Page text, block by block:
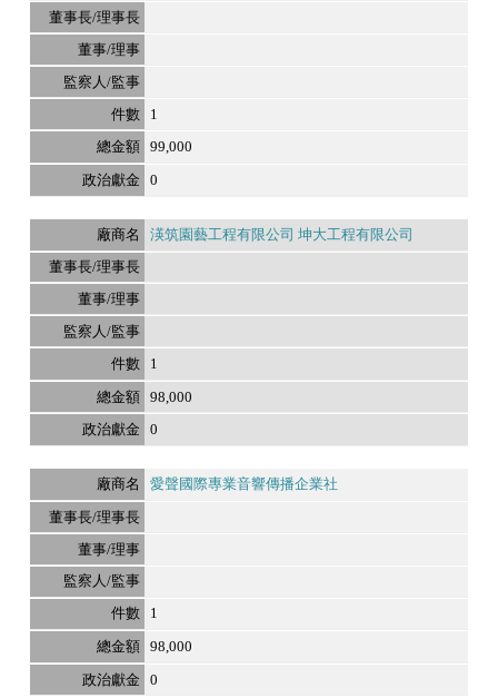
1
99,000
0
渶筑園藝工程有限公司 坤大工程有限公司
1
98,000
0
愛聲國際專業音響傳播企業社
1
98,000
0